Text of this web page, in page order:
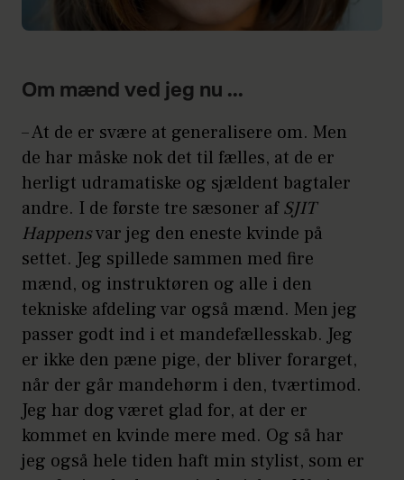
Om mænd ved jeg nu ...
– At de er svære at generalisere om. Men
de har måske nok det til fælles, at de er
herligt udramatiske og sjældent bagtaler
andre. I de første tre sæsoner afSJIT
Happensvar jeg den eneste kvinde på
settet. Jeg spillede sammen med fire
mænd, og instruktøren og alle i den
tekniske afdeling var også mænd. Men jeg
passer godt ind i et mandefællesskab. Jeg
er ikke den pæne pige, der bliver forarget,
når der går mandehørm i den, tværtimod.
Jeg har dog været glad for, at der er
kommet en kvinde mere med. Og så har
jeg også hele tiden haft min stylist, som er